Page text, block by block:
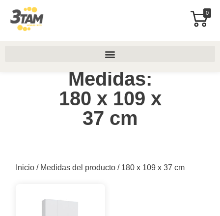
0
Medidas:
180 x 109 x
37 cm
Inicio / Medidas del producto / 180 x 109 x 37 cm